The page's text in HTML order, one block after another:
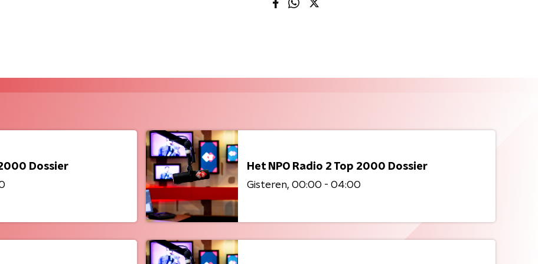
Dossier
Het NPO Radio 2 Top 2000 Dossier
Gisteren 00:00 - 04:00